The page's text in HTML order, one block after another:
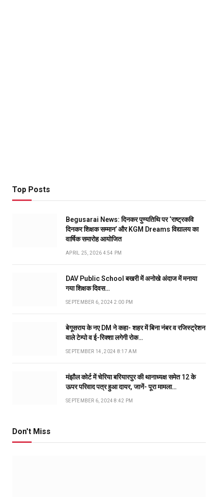
Top Posts
Begusarai News: दिनकर पुण्यतिथि पर ‘राष्ट्रकवि
दिनकर शिक्षक सम्मान’ और KGM Dreams विद्यालय का
वार्षिक समारोह आयोजित
APRIL 25, 2026 4:54 PM
DAV Public School बखरी में अनोखे अंदाज में मनाया
गया शिक्षक दिवस…
SEPTEMBER 6, 2024 2:00 PM
बेगूसराय के नए DM ने कहा- शहर में बिना नंबर व रजिस्ट्रेशन
वाले टेम्पो व ई-रिक्शा लगेगी रोक…
SEPTEMBER 14, 2024 8:17 AM
मंझौल कोर्ट में चेरिया बरियारपुर की थानाध्यक्ष समेत 12 के
ऊपर परिवाद पत्र हुआ दायर, जानें- पूरा मामला…
SEPTEMBER 6, 2024 8:42 PM
Don't Miss